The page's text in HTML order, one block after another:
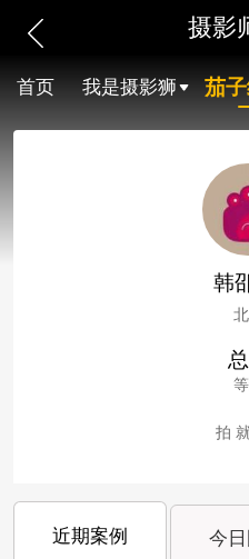
摄影
首页 我是摄影狮 茄
韩
拍
近期案例 今